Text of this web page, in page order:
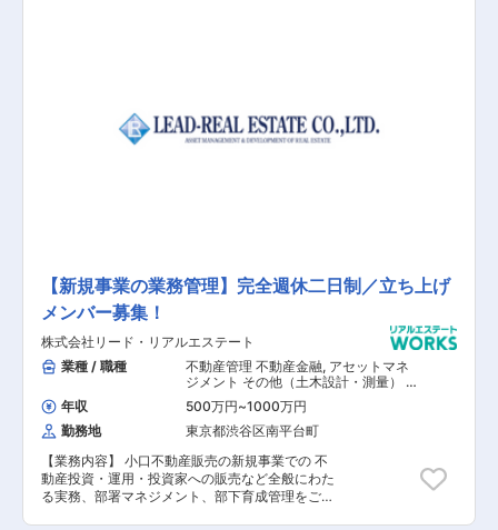
は、ソニーグループならではの新しい不動産ファ
ンド事業を目指しています。
【新規事業の業務管理】完全週休二日制／立ち上げ
メンバー募集！
株式会社リード・リアルエステート
業種 / 職種
不動産管理 不動産金融, アセットマネ
ジメント その他（土木設計・測量） そ
の他（建築設計・積算）
年収 500万円~1000万円
勤務地
東京都渋谷区南平台町
【業務内容】 小口不動産販売の新規事業での 不
動産投資・運用・投資家への販売など全般にわた
る実務、部署マネジメント、部下育成管理をご担